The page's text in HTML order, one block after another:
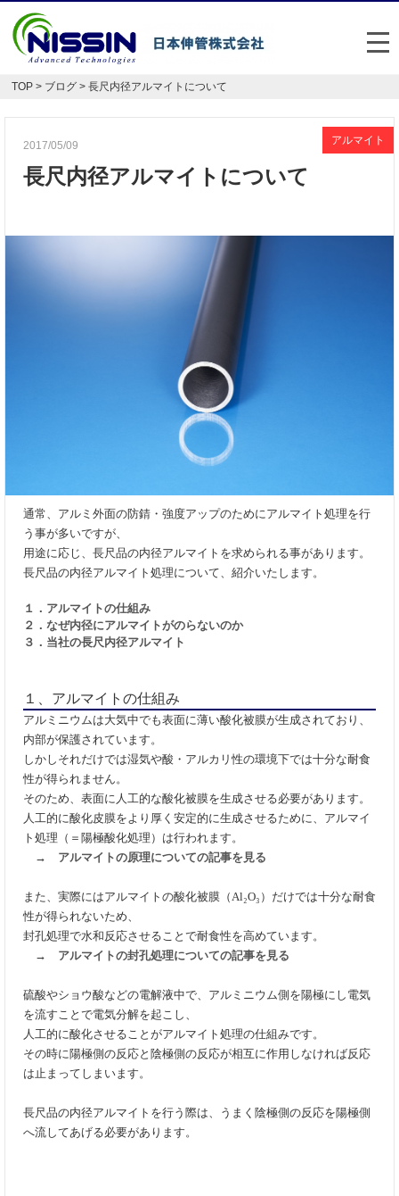
メ
日本伸管の強み
お悩み解決事例
お役立ち情報
FAQ
Japan
048-477-7331 受付時間：平日8:30～17:30
TOP > ブログ > 長尺内径アルマイトについて
アルマイト
2017/05/09
長尺内径アルマイトについて
通常、アルミ外面の防錆・強度アップのためにアルマイト処理を行
う事が多いですが、
用途に応じ、長尺品の内径アルマイトを求められる事があります。
長尺品の内径アルマイト処理について、紹介いたします。
１．アルマイトの仕組み
２．なぜ内径にアルマイトがのらないのか
３．当社の長尺内径アルマイト
１、アルマイトの仕組み
アルミニウムは大気中でも表面に薄い酸化被膜が生成されており、
内部が保護されています。
しかしそれだけでは湿気や酸・アルカリ性の環境下では十分な耐食
性が得られません。
そのため、表面に人工的な酸化被膜を生成させる必要があります。
人工的に酸化皮膜をより厚く安定的に生成させるために、アルマイ
ト処理（＝陽極酸化処理）は行われます。
→ アルマイトの原理についての記事を見る
また、実際にはアルマイトの酸化被膜（ Al₂O₃）だけでは十分な耐食
性が得られないため、
封孔処理で水和反応させることで耐食性を高めています。
→ アルマイトの封孔処理についての記事を見る
硫酸やショウ酸などの電解液中で、アルミニウム側を陽極にし電気
を流すことで電気分解を起こし、
人工的に酸化させることがアルマイト処理の仕組みです。
その時に陽極側の反応と陰極側の反応が相互に作用しなければ反応
は止まってしまいます。
長尺品の内径アルマイトを行う際は、うまく陰極側の反応を陽極側
へ流してあげる必要があります。